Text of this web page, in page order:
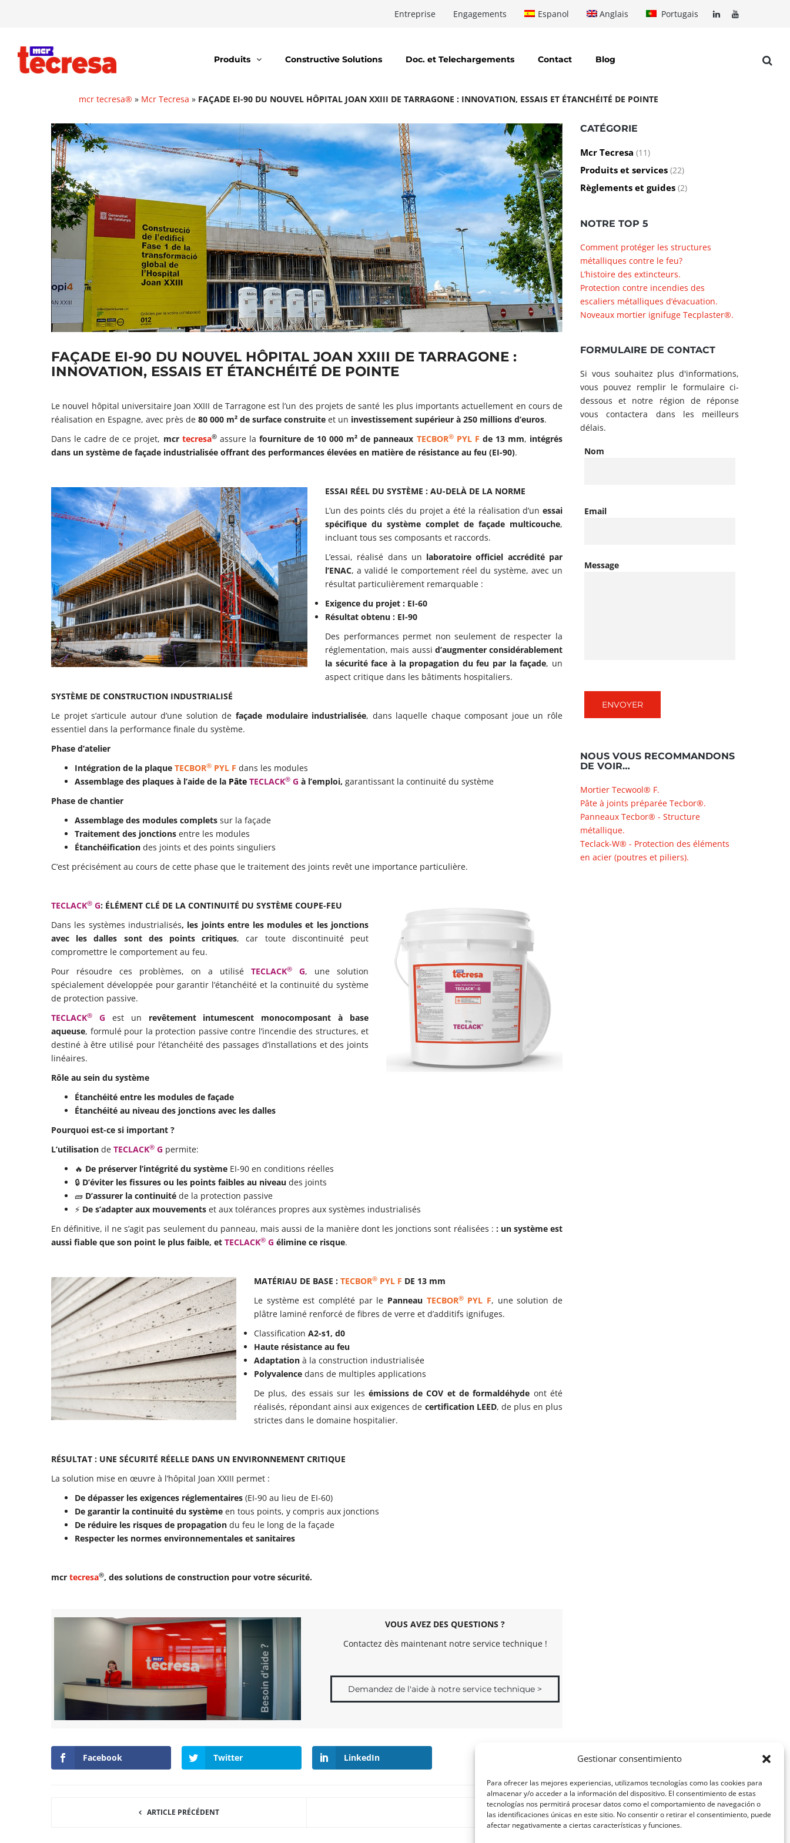
Gestionar consentimiento
Para ofrecer las mejores experiencias, utilizamos tecnologías como las cookies para
almacenar y/o acceder a la información del dispositivo. El consentimiento de estas
tecnologías nos permitirá procesar datos como el comportamiento de navegación o
las identificaciones únicas en este sitio. No consentir o retirar el consentimiento, puede
afectar negativamente a ciertas características y funciones.
Entreprise Engagements Espanol Anglais Portugais
Produits Constructive Solutions Doc. et Telechargements Contact Blog
mcr tecresa® » Mcr Tecresa » FAÇADE EI-90 DU NOUVEL HÔPITAL JOAN XXIII DE TARRAGONE : INNOVATION, ESSAIS ET ÉTANCHÉITÉ DE POINTE
FAÇADE EI-90 DU NOUVEL HÔPITAL JOAN XXIII DE TARRAGONE :
INNOVATION, ESSAIS ET ÉTANCHÉITÉ DE POINTE
Le nouvel hôpital universitaire Joan XXIII de Tarragone est l’un des projets de santé les plus importants actuellement en cours de
réalisation en Espagne, avec près de 80 000 m² de surface construite et un investissement supérieur à 250 millions d’euros.
Dans le cadre de ce projet, mcr tecresa®assure la fourniture de 10 000 m² de panneaux TECBOR®PYL F de 13 mm, intégrés
dans un système de façade industrialisée offrant des performances élevées en matière de résistance au feu (EI-90).
ESSAI RÉEL DU SYSTÈME : AU-DELÀ DE LA NORME
L’un des points clés du projet a été la réalisation d’un essai
spécifique du système complet de façade multicouche,
incluant tous ses composants et raccords.
L’essai, réalisé dans un laboratoire officiel accrédité par
l’ENAC, a validé le comportement réel du système, avec un
résultat particulièrement remarquable :
Exigence du projet : EI-60
Résultat obtenu : EI-90
Des performances permet non seulement de respecter la
réglementation, mais aussi d’augmenter considérablement
la sécurité face à la propagation du feu par la façade, un
aspect critique dans les bâtiments hospitaliers.
SYSTÈME DE CONSTRUCTION INDUSTRIALISÉ
Le projet s’articule autour d’une solution de façade modulaire industrialisée, dans laquelle chaque composant joue un rôle
essentiel dans la performance finale du système.
Phase d’atelier
Intégration de la plaque TECBOR® PYL F dans les modules
Assemblage des plaques à l’aide de la Pâte TECLACK® G à l’emploi, garantissant la continuité du système
Phase de chantier
Assemblage des modules complets sur la façade
Traitement des jonctions entre les modules
Étanchéification des joints et des points singuliers
C’est précisément au cours de cette phase que le traitement des joints revêt une importance particulière.
TECLACK® G: ÉLÉMENT CLÉ DE LA CONTINUITÉ DU SYSTÈME COUPE-FEU
Dans les systèmes industrialisés, les joints entre les modules et les jonctions
avec les dalles sont des points critiques, car toute discontinuité peut
compromettre le comportement au feu.
Pour résoudre ces problèmes, on a utilisé TECLACK® G, une solution
spécialement développée pour garantir l’étanchéité et la continuité du système
de protection passive.
TECLACK® G est un revêtement intumescent monocomposant à base
aqueuse, formulé pour la protection passive contre l’incendie des structures, et
destiné à être utilisé pour l’étanchéité des passages d’installations et des joints
linéaires.
Rôle au sein du système
Étanchéité entre les modules de façade
Étanchéité au niveau des jonctions avec les dalles
Pourquoi est-ce si important ?
L’utilisation de TECLACK® G permite:
🔥 De préserver l’intégrité du système EI-90 en conditions réelles
🔒 D’éviter les fissures ou les points faibles au niveau des joints
🧱 D’assurer la continuité de la protection passive
⚡ De s’adapter aux mouvements et aux tolérances propres aux systèmes industrialisés
En définitive, il ne s’agit pas seulement du panneau, mais aussi de la manière dont les jonctions sont réalisées : : un système est
aussi fiable que son point le plus faible, et TECLACK® G élimine ce risque.
MATÉRIAU DE BASE : TECBOR® PYL F DE 13 mm
Le système est complété par le Panneau TECBOR®PYL F, une solution de
plâtre laminé renforcé de fibres de verre et d’additifs ignifuges.
Classification A2-s1, d0
Haute résistance au feu
Adaptation à la construction industrialisée
Polyvalence dans de multiples applications
De plus, des essais sur les émissions de COV et de formaldéhyde ont été
réalisés, répondant ainsi aux exigences de certification LEED, de plus en plus
strictes dans le domaine hospitalier.
RÉSULTAT : UNE SÉCURITÉ RÉELLE DANS UN ENVIRONNEMENT CRITIQUE
La solution mise en œuvre à l’hôpital Joan XXIII permet :
De dépasser les exigences réglementaires (EI-90 au lieu de EI-60)
De garantir la continuité du système en tous points, y compris aux jonctions
De réduire les risques de propagation du feu le long de la façade
Respecter les normes environnementales et sanitaires
mcr tecresa®, des solutions de construction pour votre sécurité.
VOUS AVEZ DES QUESTIONS ?
Contactez dès maintenant notre service technique !
Demandez de l'aide à notre service technique >
Facebook Twitter LinkedIn
ARTICLE PRÉCÉDENT
CATÉGORIE
Mcr Tecresa (11)
Produits et services (22)
Règlements et guides (2)
NOTRE TOP 5
Comment protéger les structures
métalliques contre le feu?
L’histoire des extincteurs.
Protection contre incendies des
escaliers métalliques d’évacuation.
Noveaux mortier ignifuge Tecplaster®.
FORMULAIRE DE CONTACT
Si vous souhaitez plus d'informations,
vous pouvez remplir le formulaire ci-
dessous et notre région de réponse
vous contactera dans les meilleurs
délais.
Nom
Email
Message
NOUS VOUS RECOMMANDONS
DE VOIR…
Mortier Tecwool® F.
Pâte à joints préparée Tecbor®.
Panneaux Tecbor® - Structure
métallique.
Teclack-W® - Protection des éléments
en acier (poutres et piliers).